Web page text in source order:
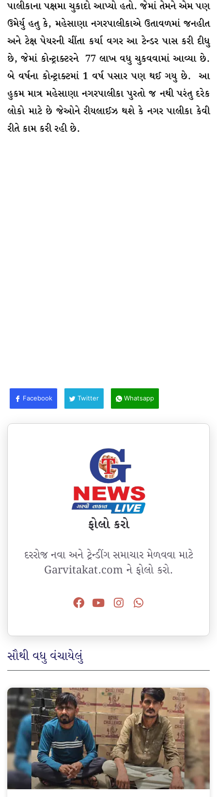
પાલીકાના પક્ષમા ચુકાદો આપ્યો હતો. જેમાં તેમને એમ પણ
ઉમેર્યુ હતુ કે, મહેસાણા નગરપાલીકાએ ઉતાવળમાં જનહીત
અને ટેક્ષ પેયરની ચીંતા કર્યા વગર આ ટેન્ડર પાસ કરી દીધુ
છે, જેમાં કોન્ટ્રાક્ટરને 77 લાખ વધુ ચુકવવામાં આવ્યા છે.
બે વર્ષના કોન્ટ્રાક્ટમાં 1 વર્ષ પસાર પણ થઈ ગયુ છે. આ
હુકમ માત્ર મહેસાણા નગરપાલીકા પુરતો જ નથી પરંતુ દરેક
લોકો માટે છે જેઓને રીયલાઈઝ થશે કે નગર પાલીકા કેવી
રીતે કામ કરી રહી છે.
Facebook Twitter Whatsapp
ફોલો કરો
દરરોજ નવા અને ટ્રેન્ડીંગ સમાચાર મેળવવા માટે
Garvitakat.com ને ફોલો કરો.
સૌથી વધુ વંચાયેલું